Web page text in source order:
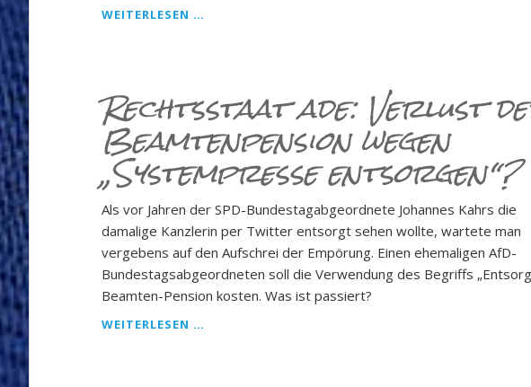
WEITERLESEN …
EIGES E
INKNICKEN V
OR D
EM W
OKEN G
Rechtsstaat ade: Verlust
Beamtenpension wegen
„Systempresse entsorgen“?
Als vor Jahren der SPD-Bundestagabgeordnete Johannes Kahrs die
damalige Kanzlerin per Twitter entsorgt sehen wollte, wartete man
vergebens auf den Aufschrei der Empörung. Einen ehemaligen AfD-
Bundestagsabgeordneten soll die Verwendung des Begriffs
Beamten-Pension kosten. Was ist passiert?
WEITERLESEN …